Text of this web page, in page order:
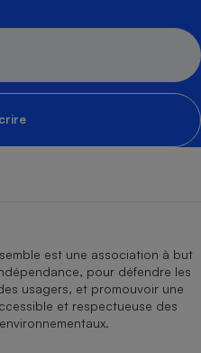
est une association à but
pour défendre les
usagers, et promouvoir une
et respectueuse des